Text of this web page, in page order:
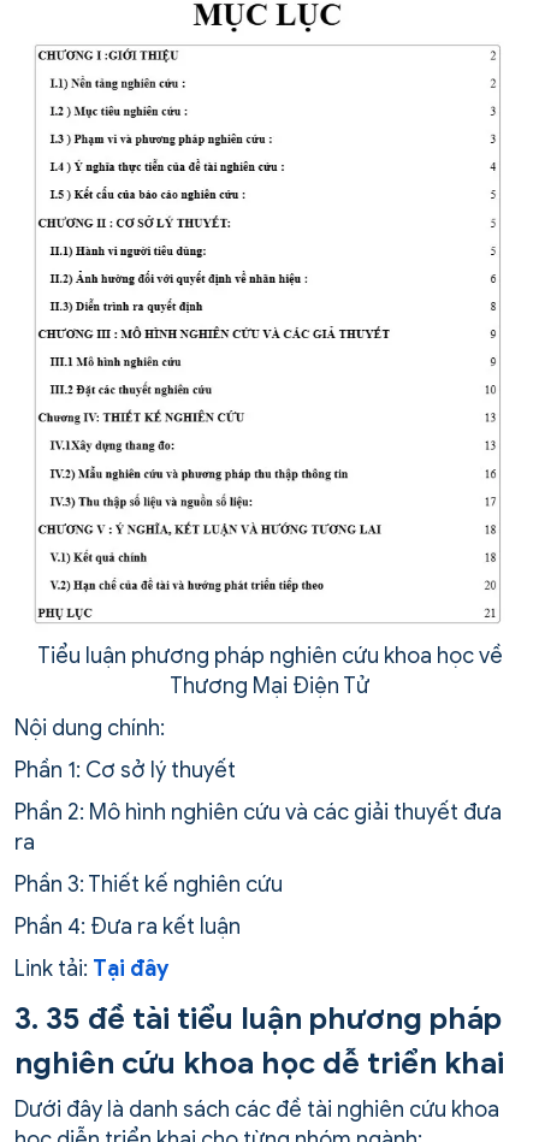
Tiểu luận phương pháp nghiên cứu khoa học về
Thương Mại Điện Tử
Nội dung chính:
Phần 1: Cơ sở lý thuyết
Phần 2: Mô hình nghiên cứu và các giải thuyết đưa
ra
Phần 3: Thiết kế nghiên cứu
Phần 4: Đưa ra kết luận
Link tải: Tại đây
3. 35 đề tài tiểu luận phương pháp
nghiên cứu khoa học​ dễ triển khai
Dưới đây là danh sách các đề tài nghiên cứu khoa